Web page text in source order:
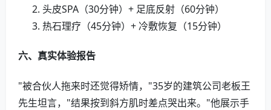
头皮SPA（30分钟）+ 足底反射（60分钟）
热石理疗（45分钟）+ 冷敷恢复（15分钟）
六、真实体验报告
"被合伙人拖来时还觉得矫情，"35岁的建筑公司老板王
先生坦言，"结果按到斜方肌时差点哭出来。"他展示手